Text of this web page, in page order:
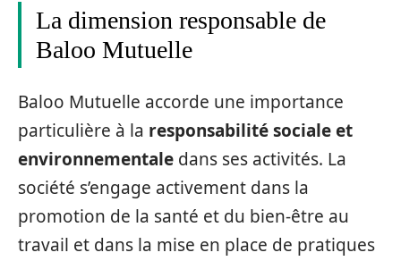
La dimension responsable de
Baloo Mutuelle
Baloo Mutuelle accorde une importance
particulière à la responsabilité sociale et
environnementale dans ses activités. La
société s’engage activement dans la
promotion de la santé et du bien-être au
travail et dans la mise en place de pratiques